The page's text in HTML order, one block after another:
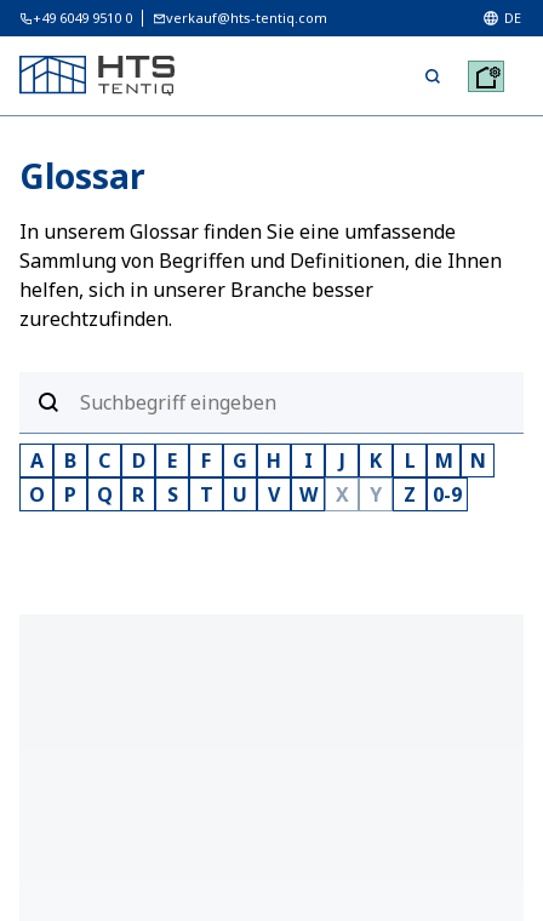
+49 6049 9510 0 verkauf@hts-tentiq.com DE
Glossar
In unserem Glossar finden Sie eine umfassende
Sammlung von Begriffen und Definitionen, die Ihnen
helfen, sich in unserer Branche besser
zurechtzufinden.
A B C D E F G H I J K L M
N
O
P Q R S T U V W X Y Z 0-9